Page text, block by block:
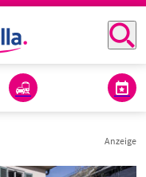
Anzeige